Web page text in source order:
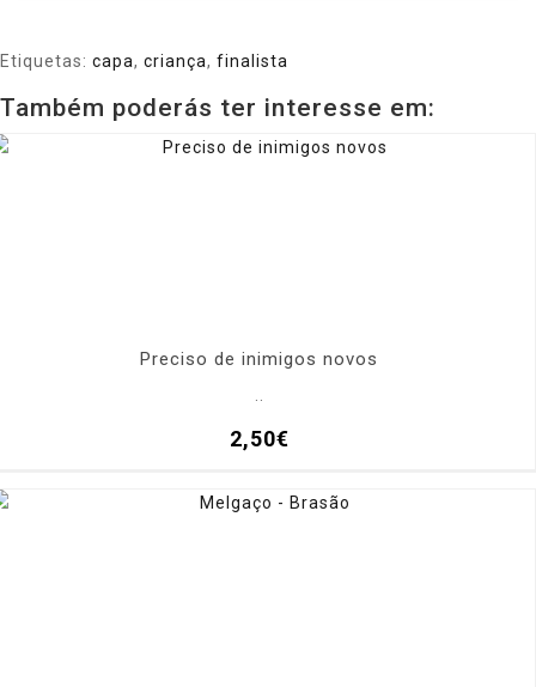
Etiquetas: capa, criança, finalista
Também poderás ter interesse em:
Preciso de inimigos novos
2,50€